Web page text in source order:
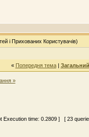
і Прихованих Користувачів)
« Попередня тема|
»
Execution time: 0.2809 ] [ 23